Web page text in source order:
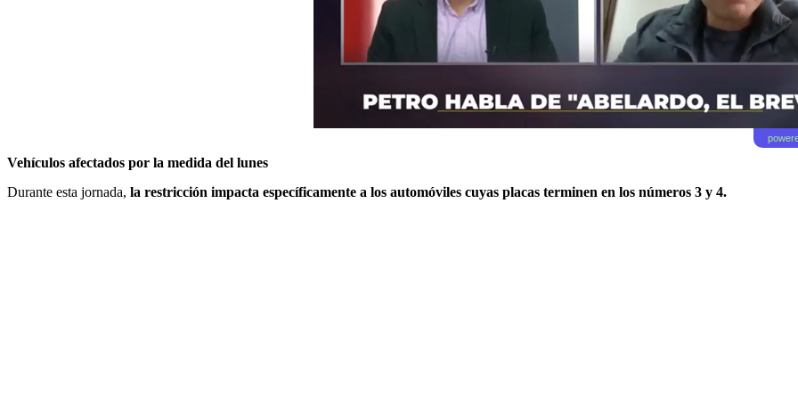
Vehículos afectados por la medida del lunes
Durante esta jornada, la restricción impacta específicamente a los automóviles cuyas placas terminen en los números 3 y 4.